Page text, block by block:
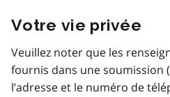
Votre vie privée
Veuillez noter que les
fournis dans une soumission
l’adresse et le numéro de